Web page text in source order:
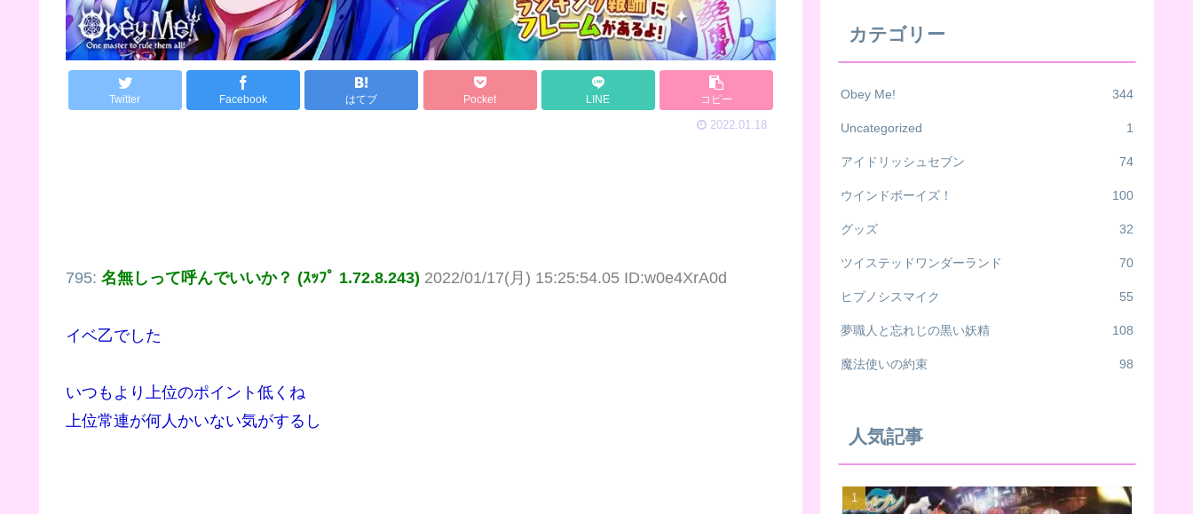
Twitter Facebook はてブ Pocket LINE コピー
2022.01.18
795: 名無しって呼んでいいか？ (ｽｯﾌﾟ 1.72.8.243) 2022/01/17(月) 15:25:54.05 ID:w0e4XrA0d
イベ乙でした
いつもより上位のポイント低くね
上位常連が何人かいない気がするし
カテゴリー
Obey Me! 344
Uncategorized 1
アイドリッシュセブン 74
ウインドボーイズ！ 100
グッズ 32
ツイステッドワンダーランド 70
ヒプノシスマイク 55
夢職人と忘れじの黒い妖精 108
魔法使いの約束 98
人気記事